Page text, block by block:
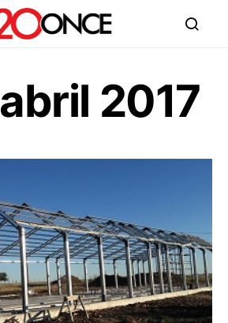
abril 2017